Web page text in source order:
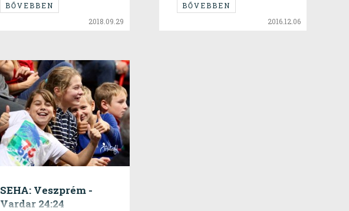
BŐVEBBEN
2018.09.29
BŐVEBBEN
2016.12.06
SEHA: Veszprém -
Vardar 24:24